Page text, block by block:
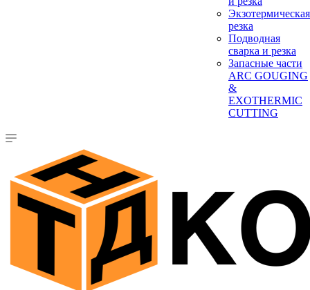
Экзотермическая
резка
Подводная
сварка и резка
Запасные части
ARC GOUGING
&
EXOTHERMIC
CUTTING